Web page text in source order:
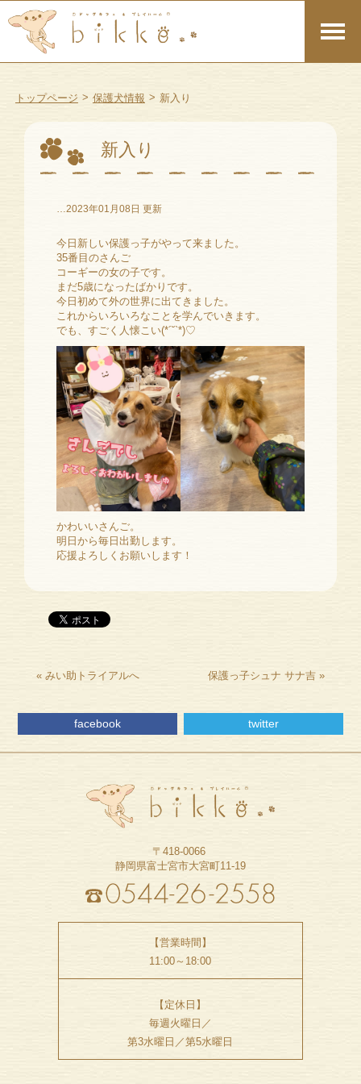
トップページ > 保護犬情報 > 新入り
新入り
…2023年01月08日 更新
今日新しい保護っ子がやって来ました。
35番目のさんご
コーギーの女の子です。
まだ5歳になったばかりです。
今日初めて外の世界に出てきました。
これからいろいろなことを学んでいきます。
でも、すごく人懐こい(*´˘`*)♡
かわいいさんご。
明日から毎日出勤します。
応援よろしくお願いします！
«みい助トライアルへ 保護っ子シュナ サナ吉»
facebook twitter
〒418-0066
静岡県富士宮市大宮町11-19
【営業時間】
11:00～18:00
【定休日】
毎週火曜日／
第3水曜日／第5水曜日